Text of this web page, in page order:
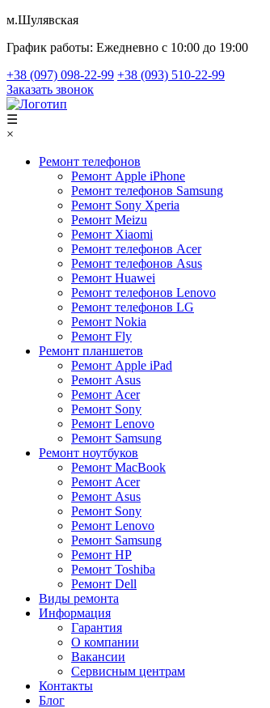
м.Шулявская
График работы: Ежедневно с 10:00 до 19:00
+38 (097) 098-22-99 +38 (093) 510-22-99
Заказать звонок
☰
×
Ремонт телефонов
Ремонт Apple iPhone
Ремонт телефонов Samsung
Ремонт Sony Xperia
Ремонт Meizu
Ремонт Xiaomi
Ремонт телефонов Acer
Ремонт телефонов Asus
Ремонт Huawei
Ремонт телефонов Lenovo
Ремонт телефонов LG
Ремонт Nokia
Ремонт Fly
Ремонт планшетов
Ремонт Apple iPad
Ремонт Asus
Ремонт Acer
Ремонт Sony
Ремонт Lenovo
Ремонт Samsung
Ремонт ноутбуков
Ремонт MacBook
Ремонт Acer
Ремонт Asus
Ремонт Sony
Ремонт Lenovo
Ремонт Samsung
Ремонт HP
Ремонт Toshiba
Ремонт Dell
Виды ремонта
Информация
Гарантия
О компании
Вакансии
Сервисным центрам
Контакты
Блог